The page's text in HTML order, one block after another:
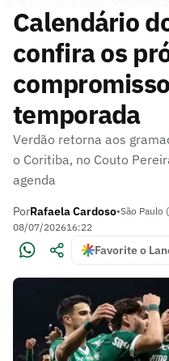
Calendário
confira os
temporada
Verdão retorna aos
o Coritiba, no Couto
agenda
PorRafaela Cardoso•São Paulo
08/07/202616:22
Favorite o